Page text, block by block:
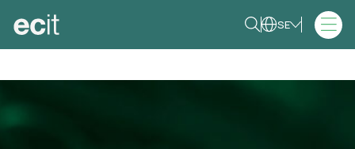
SE